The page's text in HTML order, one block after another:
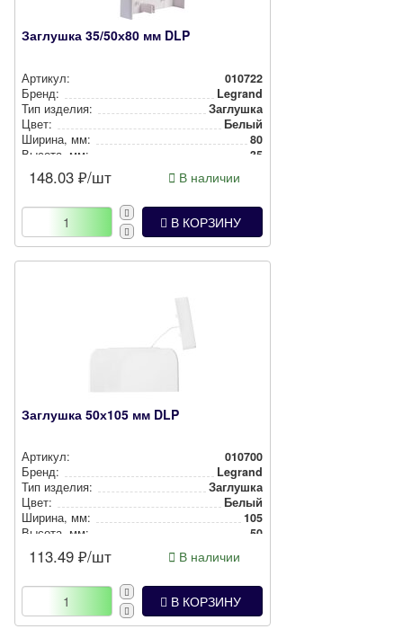
Заглушка 35/50х80 мм DLP
Артикул:
010722
Бренд:
Legrand
Тип изделия:
Заглушка
Цвет:
Белый
Ширина, мм:
80
Высота, мм:
35
148.03 ₽/шт В наличии
В КОРЗИНУ
Заглушка 50х105 мм DLP
Артикул:
010700
Бренд:
Legrand
Тип изделия:
Заглушка
Цвет:
Белый
Ширина, мм:
105
Высота, мм:
50
113.49 ₽/шт В наличии
В КОРЗИНУ